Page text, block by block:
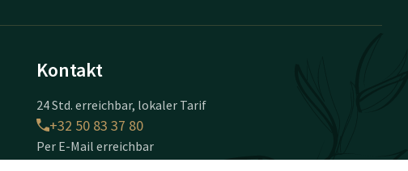
Kontakt
24 Std. erreichbar, lokaler Tarif
+32 50 83 37 80
Per E-Mail erreichbar